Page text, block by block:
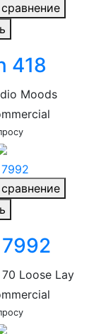
418
Moods
Loose Lay